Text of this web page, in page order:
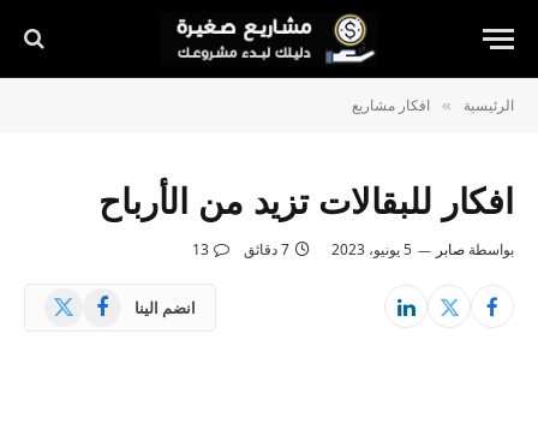
الرئيسية » افكار مشاريع
افكار للبقالات تزيد من الأرباح
بواسطة صابر 5 يونيو، 2023 7 دقائق 13
انضم الينا فيسبوك